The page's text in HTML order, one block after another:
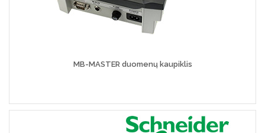
MB-MASTER duomenų kaupiklis